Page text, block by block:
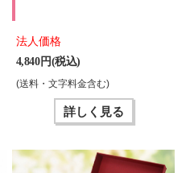
法人価格
4,840 円(税込)
(送料・文字料金含む)
詳しく見る